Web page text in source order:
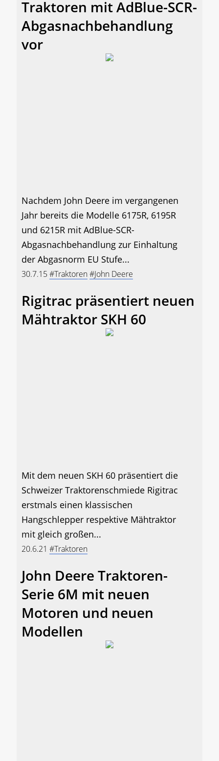
Traktoren mit AdBlue-SCR-
Abgasnachbehandlung
vor
Nachdem John Deere im vergangenen
Jahr bereits die Modelle 6175R, 6195R
und 6215R mit AdBlue-SCR-
Abgasnachbehandlung zur Einhaltung
der Abgasnorm EU Stufe...
30.7.15#Traktoren#John Deere
Rigitrac präsentiert neuen
Mähtraktor SKH 60
Mit dem neuen SKH 60 präsentiert die
Schweizer Traktorenschmiede Rigitrac
erstmals einen klassischen
Hangschlepper respektive Mähtraktor
mit gleich großen...
20.6.21 #Traktoren
John Deere Traktoren-
Serie 6M mit neuen
Motoren und neuen
Modellen